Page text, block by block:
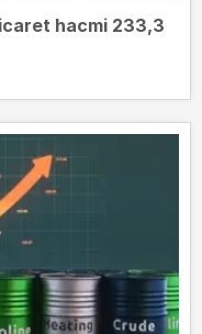
hacmi 233,3